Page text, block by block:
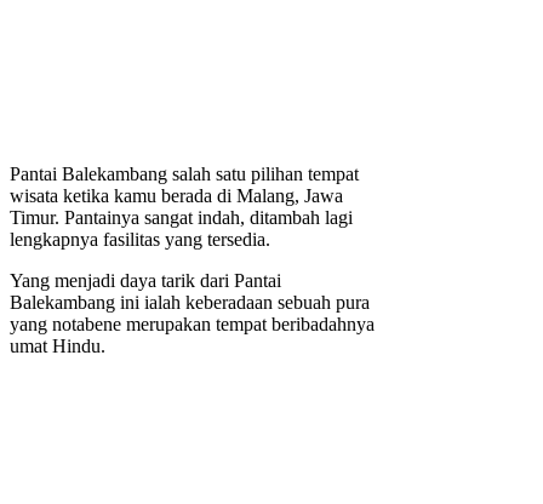
Pantai Balekambang salah satu pilihan tempat
wisata ketika kamu berada di Malang, Jawa
Timur. Pantainya sangat indah, ditambah lagi
lengkapnya fasilitas yang tersedia.
Yang menjadi daya tarik dari Pantai
Balekambang ini ialah keberadaan sebuah pura
yang notabene merupakan tempat beribadahnya
umat Hindu.